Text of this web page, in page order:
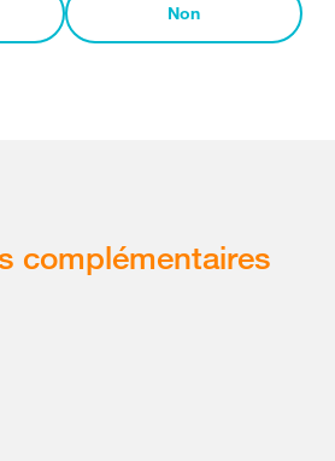
Non
complémentaires